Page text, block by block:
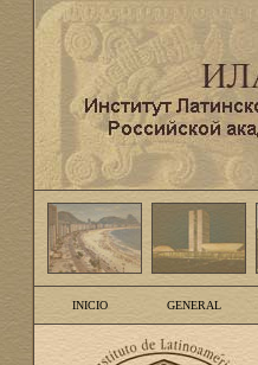
INICIO GENERAL